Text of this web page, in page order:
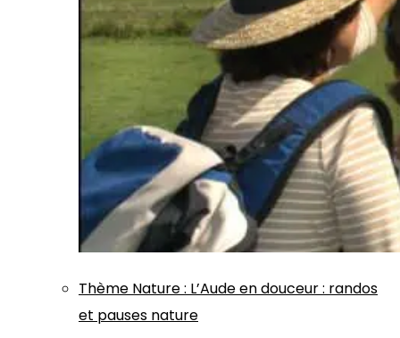
Thème Nature: L’Aude en douceur : randos
et pauses nature